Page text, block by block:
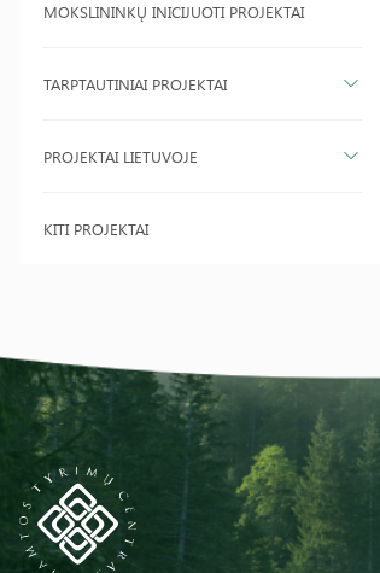
MOKSLININKŲ INICIJUOTI PROJEKTAI
TARPTAUTINIAI PROJEKTAI
PROJEKTAI LIETUVOJE
KITI PROJEKTAI